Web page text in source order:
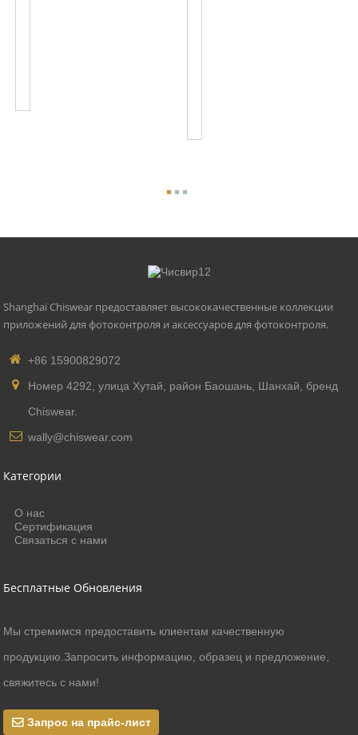
Shanghai Chiswear предоставляет высококачественные коллекции
приложений для фотоконтроля и аксессуаров для фотоконтроля.
+86 15900829072
Номер 4292, улица Хутай, район Баошань, Шанхай, бренд
Chiswear.
wally@chiswear.com
Категории
О нас
Сертификация
Связаться с нами
Бесплатные Обновления
Мы стремимся предоставить клиентам качественную
продукцию.Запросить информацию, образец и предложение,
свяжитесь с нами!
Запрос на прайс-лист